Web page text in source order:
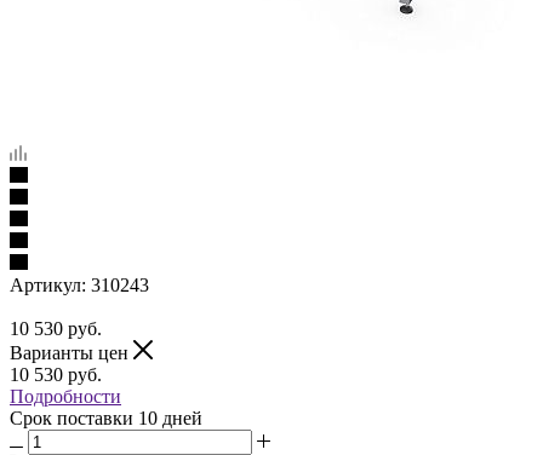
Артикул: 310243
10 530 руб.
Варианты цен
10 530 руб.
Подробности
Срок поставки 10 дней